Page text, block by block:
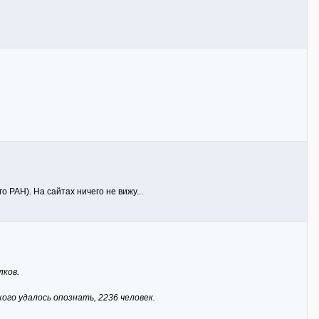
РАН). На сайтах ничего не вижу...
удалось опознать, 2236 человек.